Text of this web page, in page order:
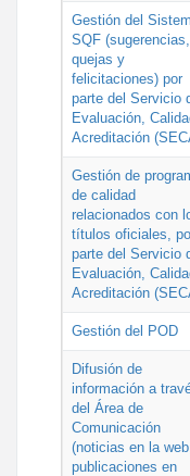
Gestión del
SQF (sugerencias,
quejas y
felicitaciones) por
parte del Servicio
Evaluación,
Acreditación
Gestión de
de calidad
relacionados con
títulos oficiales,
parte del Servicio
Evaluación,
Acreditación
Gestión del POD
Difusión de
información a
del Área de
Comunicación
(noticias en la web,
publicaciones en